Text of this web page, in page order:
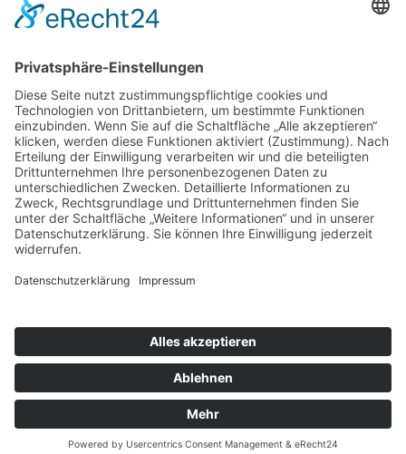
Weitere Informationen
Kontakt
Newsletter
FAQ
Schlagworte
Datenschutz
Impressum
Copyright © 2022–2026 Paddeln macht
Spass by 2increase. Alle Rechte
vorbehalten.